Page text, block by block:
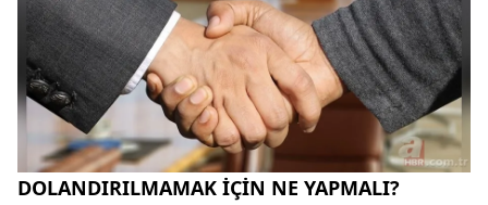
DOLANDIRILMAMAK İÇİN NE YAPMALI?